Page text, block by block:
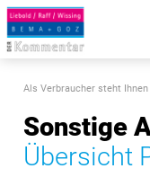
Als Verbraucher steht
Sonstige
Übersicht